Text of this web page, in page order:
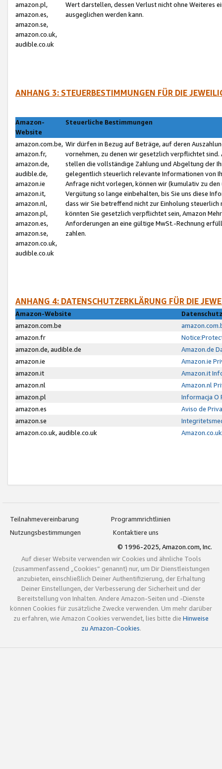
amazon.pl,
amazon.es,
amazon.se,
amazon.co.uk,
audible.co.uk
Wert darstellen, dessen Verlust nicht ohne Weiteres
ausgeglichen werden kann.
ANHANG 3: STEUERBESTIMMUNGEN FÜR DIE
Amazon-
Website
Steuerliche Bestimmungen
amazon.com.be,
amazon.fr,
amazon.de,
audible.de,
amazon.ie
amazon.it,
amazon.nl,
amazon.pl,
amazon.es,
amazon.se,
amazon.co.uk,
audible.co.uk
Wir dürfen in Bezug auf Beträge, auf deren
vornehmen, zu denen wir gesetzlich verpflichtet
stellen die vollständige Zahlung und Abgeltung der
gelegentlich steuerlich relevante Informationen von
Anfrage nicht vorlegen, können wir (kumulativ zu
Vergütung so lange einbehalten, bis Sie uns diese
dass wir Sie betreffend nicht zur Einholung
könnten Sie gesetzlich verpflichtet sein, Amazon
Anforderungen an eine gültige MwSt.-Rechnung
zahlen.
ANHANG 4: DATENSCHUTZERKLÄRUNG FÜR DIE
Amazon-Website
amazon.com.be
amazon.fr
amazon.de, audible.de
Amazon.de
amazon.ie
Amazon.ie
amazon.it
Amazon.it
amazon.nl
Amazon.nl
amazon.pl
Informacja O
amazon.es
Aviso de
amazon.se
amazon.co.uk, audible.co.uk
Teilnahmevereinbarung
Programmrichtlinien
Nutzungsbestimmungen
Kontaktiere uns
© 1996-2025, Amazon.com, Inc.
Auf dieser Website verwenden wir Cookies und ähnliche Tools
(zusammenfassend „Cookies“ genannt) nur, um Dir Dienstleistungen
anzubieten, einschließlich Deiner Authentifizierung, der Erhaltung
Deiner Einstellungen, der Verbesserung der Sicherheit und der
Bereitstellung von Inhalten. Andere Amazon-Seiten und -Dienste
können Cookies für zusätzliche Zwecke verwenden. Um mehr darüber
zu erfahren, wie Amazon Cookies verwendet, lies bitte die Hinweise
zu Amazon-Cookies.